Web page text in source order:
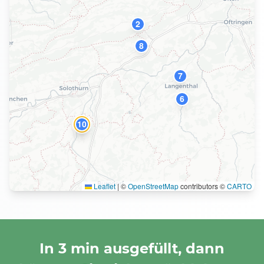
1
2
6
7
8
10
Leaflet | ©OpenStreetMapcontributors ©CARTO
In 3 min ausgefüllt, dann